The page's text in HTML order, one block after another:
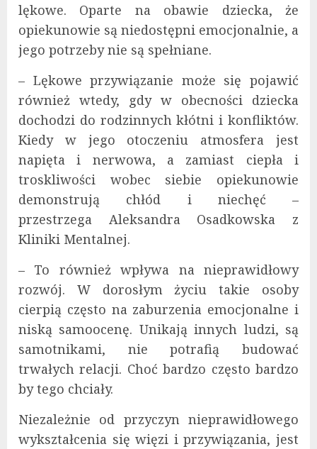
lękowe. Oparte na obawie dziecka, że
opiekunowie są niedostępni emocjonalnie, a
jego potrzeby nie są spełniane.
– Lękowe przywiązanie może się pojawić
również wtedy, gdy w obecności dziecka
dochodzi do rodzinnych kłótni i konfliktów.
Kiedy w jego otoczeniu atmosfera jest
napięta i nerwowa, a zamiast ciepła i
troskliwości wobec siebie opiekunowie
demonstrują chłód i niechęć –
przestrzega Aleksandra Osadkowska z
Kliniki Mentalnej.
– To również wpływa na nieprawidłowy
rozwój. W dorosłym życiu takie osoby
cierpią często na zaburzenia emocjonalne i
niską samoocenę. Unikają innych ludzi, są
samotnikami, nie potrafią budować
trwałych relacji. Choć bardzo często bardzo
by tego chciały.
Niezależnie od przyczyn nieprawidłowego
wykształcenia się więzi i przywiązania, jest